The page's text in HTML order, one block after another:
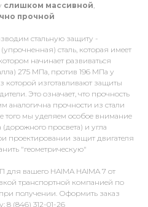
слишком массивной,
прочной
стальную защиту -
сталь, которая имеет
начинает развиваться
275 МПа, против 196 МПа у
которой изготавливают защиты
Это означает, что прочность
аналогична прочности из стали
мы уделяем особое внимание
просвета) и угла
проектировании защит двигателя
"геометрическую"
для вашего HAIMA HAIMA 7 от
транспортной компанией по
получении. Оформить заказ
8 (846) 312-01-26